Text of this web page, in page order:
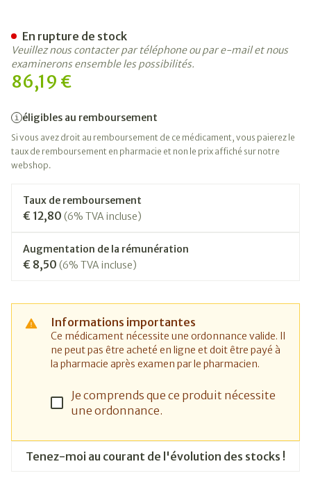
86,19 €
éligibles au remboursement
Si vous avez droit au remboursement de ce médicament, vous paierez le
taux de remboursement en pharmacie et non le prix affiché sur notre
webshop.
Taux de remboursement
€ 12,80 (6% TVA incluse)
Augmentation de la rémunération
€ 8,50 (6% TVA incluse)
Informations importantes
Ce médicament nécessite une ordonnance valide. Il
ne peut pas être acheté en ligne et doit être payé à
la pharmacie après examen par le pharmacien.
Je comprends que ce produit nécessite
une ordonnance.
Tenez-moi au courant de l'évolution des stocks !
En rupture de stock
Veuillez nous contacter par téléphone ou par e-mail et nous
examinerons ensemble les possibilités.